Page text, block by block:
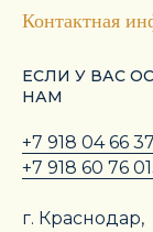
Контактная
ЕСЛИ У ВАС
НАМ
+7 918 04 66
+7 918 60 76
г. Краснодар,